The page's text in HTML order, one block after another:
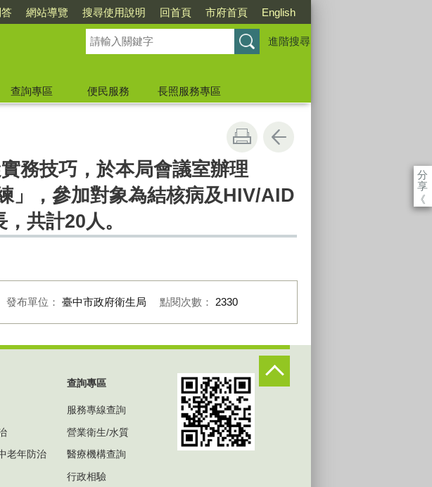
網站導覽 搜尋使用說明 回首頁 市府首頁 English
進階搜尋
查詢專區 便民服務
長照服務專區
分
享
《
務技巧，於本局會議室辦理
」，參加對象為結核病及HIV/AID
共計20人。
發布單位： 臺中市政府衛生局 點閱次數： 2330
老年防治
查詢專區
服務專線查詢
營業衛生/水質
醫療機構查詢
行政相驗